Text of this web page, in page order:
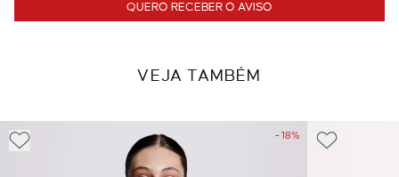
QUERO RECEBER O AVISO
VEJA TAMBÉM
- 18%